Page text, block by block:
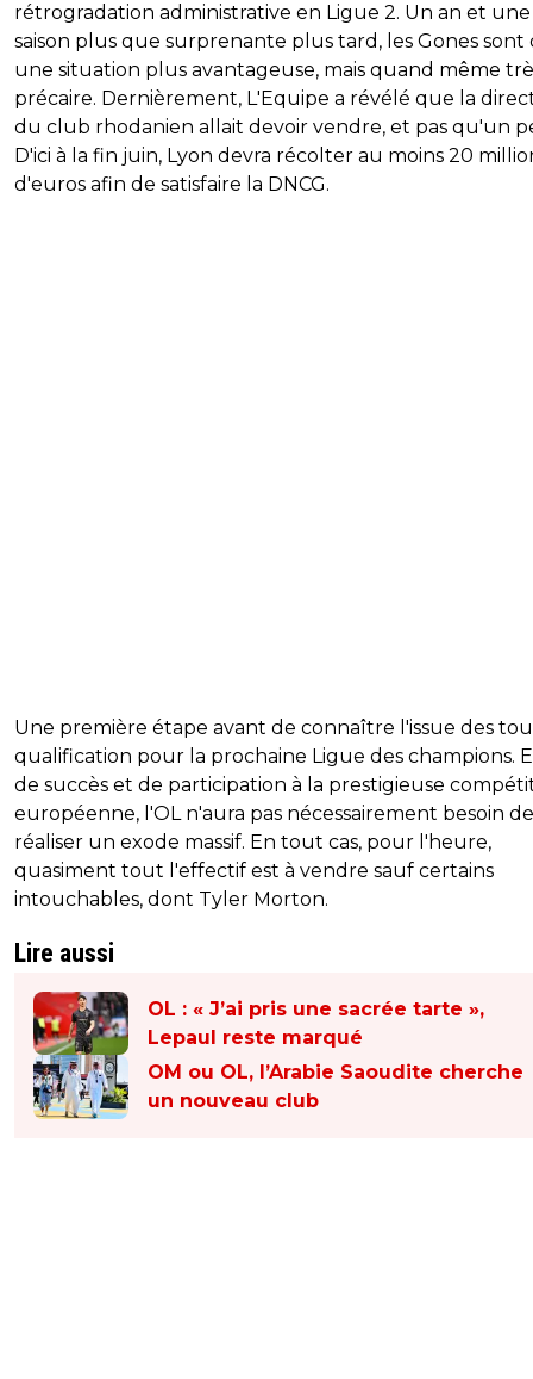
rétrogradation administrative en Ligue 2. Un an et une
saison plus que surprenante plus tard, les Gones sont
une situation plus avantageuse, mais quand même
précaire. Dernièrement, L'Equipe a révélé que la
du club rhodanien allait devoir vendre, et pas qu'un
D'ici à la fin juin, Lyon devra récolter au moins 20
d'euros afin de satisfaire la DNCG.
Une première étape avant de connaître l'issue des
qualification pour la prochaine Ligue des champions.
de succès et de participation à la prestigieuse
européenne, l'OL n'aura pas nécessairement besoin de
réaliser un exode massif. En tout cas, pour l'heure,
quasiment tout l'effectif est à vendre sauf certains
intouchables, dont Tyler Morton.
Lire aussi
OL : « J’ai pris une sacrée tarte »,
Lepaul reste marqué
OM ou OL, l’Arabie Saoudite cherche
un nouveau club